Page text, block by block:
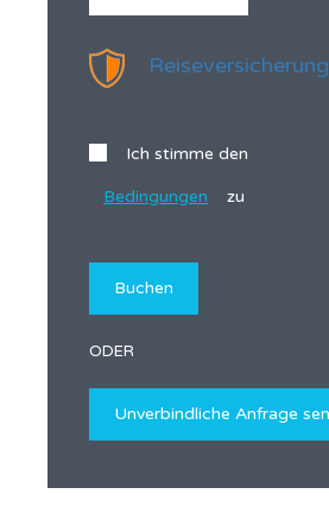
Reiseversicherung
Ich stimme den
Bedingungen zu
ODER